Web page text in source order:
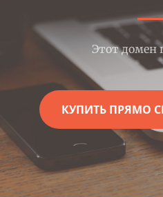
Этот домен
КУПИТЬ ПРЯМО